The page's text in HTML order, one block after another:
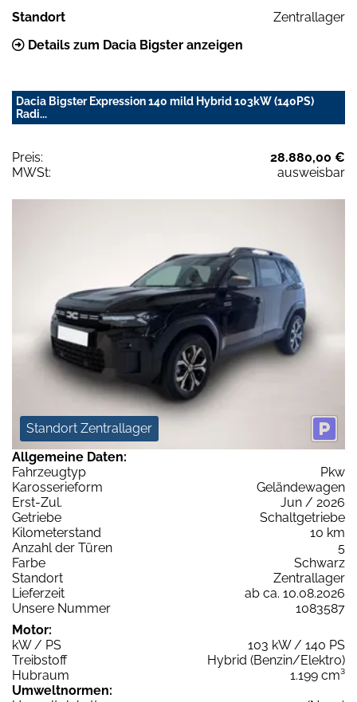
Standort
Zentrallager
Details zum Dacia Bigster anzeigen
Dacia Bigster Expression 140 mild Hybrid 103kW (140PS)
Radi...
Preis:
28.880,00 €
MWSt:
ausweisbar
Standort Zentrallager
Allgemeine Daten:
Fahrzeugtyp
Pkw
Karosserieform
Geländewagen
Erst-Zul.
Jun / 2026
Getriebe
Schaltgetriebe
Kilometerstand
10 km
Anzahl der Türen
5
Farbe
Schwarz
Standort
Zentrallager
Lieferzeit
ab ca. 10.08.2026
Unsere Nummer
1083587
Motor:
kW / PS
103 kW / 140 PS
Treibstoff
Hybrid (Benzin/Elektro)
Hubraum
1.199 cm³
Umweltnormen: